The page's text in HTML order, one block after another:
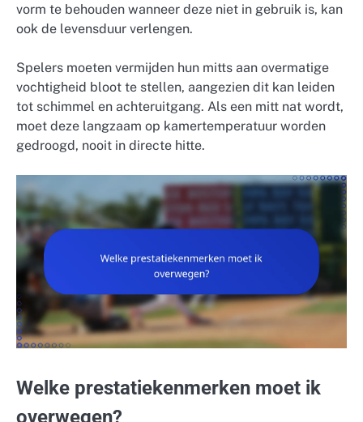
vorm te behouden wanneer deze niet in gebruik is, kan
ook de levensduur verlengen.
Spelers moeten vermijden hun mitts aan overmatige
vochtigheid bloot te stellen, aangezien dit kan leiden
tot schimmel en achteruitgang. Als een mitt nat wordt,
moet deze langzaam op kamertemperatuur worden
gedroogd, nooit in directe hitte.
Welke prestatiekenmerken moet ik
overwegen?